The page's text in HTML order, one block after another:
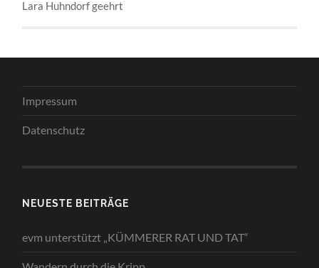
Lara Huhndorf geehrt
Impressum
Datenschutz
NEUESTE BEITRÄGE
evm unterstützt „KÜMMERER RAT UND TAT“